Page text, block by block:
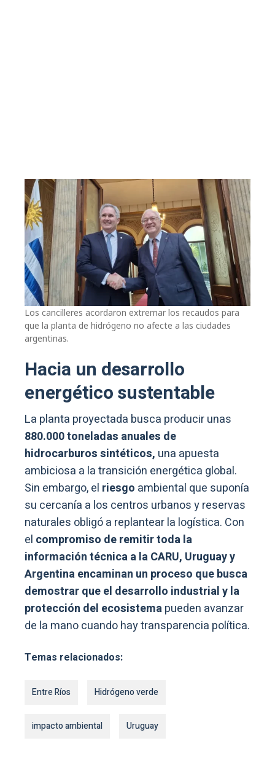
Los cancilleres acordaron extremar los recaudos para
que la planta de hidrógeno no afecte a las ciudades
argentinas.
Hacia un desarrollo
energético sustentable
La planta proyectada busca producir unas
880.000 toneladas anuales de
hidrocarburos sintéticos, una apuesta
ambiciosa a la transición energética global.
Sin embargo, el riesgo ambiental que suponía
su cercanía a los centros urbanos y reservas
naturales obligó a replantear la logística. Con
el compromiso de remitir toda la
información técnica a la CARU, Uruguay y
Argentina encaminan un proceso que busca
demostrar que el desarrollo industrial y la
protección del ecosistemapueden avanzar
de la mano cuando hay transparencia política.
Temas relacionados:
Entre Ríos Hidrógeno verde
impacto ambiental Uruguay